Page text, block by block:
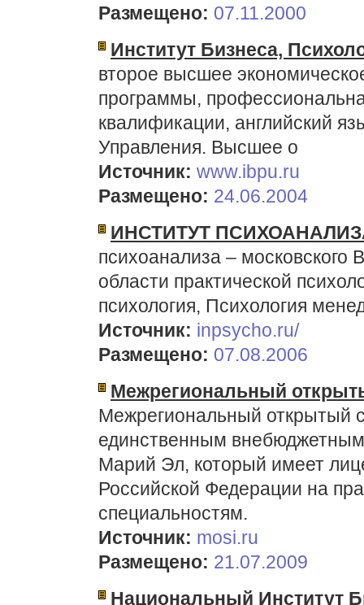
Размещено: 07.11.2000
Институт Бизнеса,
второе высшее
программы,
квалификации, английский
Управления. Высшее о
Источник: www.ibpu.ru
Размещено: 24.06.2004
ИНСТИТУТ
психоанализа –
области практической
психология, Психология
Источник: inpsycho.ru/
Размещено: 07.08.2006
Межрегиональный
Межрегиональный открытый
единственным
Марий Эл, который имеет
Российской Федерации на
специальностям.
Источник: mosi.ru
Размещено: 21.07.2009
Национальный Институт